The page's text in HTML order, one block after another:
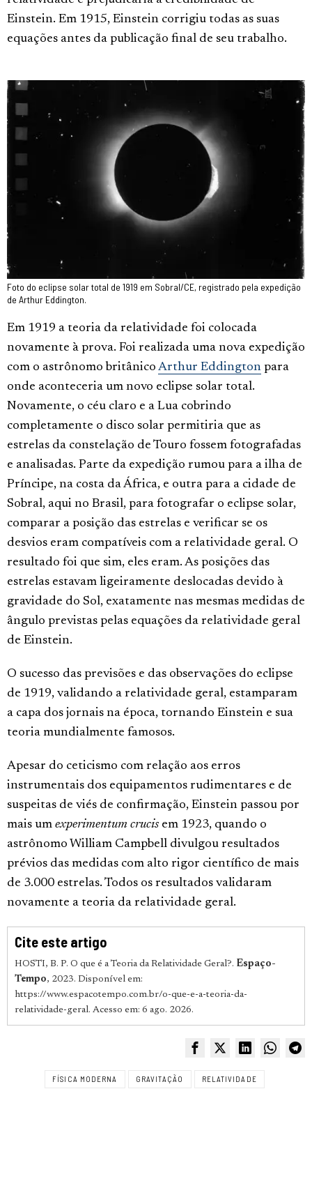
Einstein. Em 1915, Einstein corrigiu todas as suas
equações antes da publicação final de seu trabalho.
Foto do eclipse solar total de 1919 em Sobral/CE, registrado pela expedição
de Arthur Eddington.
Em 1919 a teoria da relatividade foi colocada
novamente à prova. Foi realizada uma nova expedição
com o astrônomo britânico Arthur Eddington para
onde aconteceria um novo eclipse solar total.
Novamente, o céu claro e a Lua cobrindo
completamente o disco solar permitiria que as
estrelas da constelação de Touro fossem fotografadas
e analisadas. Parte da expedição rumou para a ilha de
Príncipe, na costa da África, e outra para a cidade de
Sobral, aqui no Brasil, para fotografar o eclipse solar,
comparar a posição das estrelas e verificar se os
desvios eram compatíveis com a relatividade geral. O
resultado foi que sim, eles eram. As posições das
estrelas estavam ligeiramente deslocadas devido à
gravidade do Sol, exatamente nas mesmas medidas de
ângulo previstas pelas equações da relatividade geral
de Einstein.
O sucesso das previsões e das observações do eclipse
de 1919, validando a relatividade geral, estamparam
a capa dos jornais na época, tornando Einstein e sua
teoria mundialmente famosos.
Apesar do ceticismo com relação aos erros
instrumentais dos equipamentos rudimentares e de
suspeitas de viés de confirmação, Einstein passou por
mais um experimentum crucis em 1923, quando o
astrônomo William Campbell divulgou resultados
prévios das medidas com alto rigor científico de mais
de 3.000 estrelas. Todos os resultados validaram
novamente a teoria da relatividade geral.
Cite este artigo
HOSTI, B. P. O que é a Teoria da Relatividade Geral?. Espaço-
Tempo, 2023. Disponível em:
https://www.espacotempo.com.br/o-que-e-a-teoria-da-
relatividade-geral. Acesso em: 6 ago. 2026.
FÍSICA MODERNA GRAVITAÇÃO RELATIVIDADE